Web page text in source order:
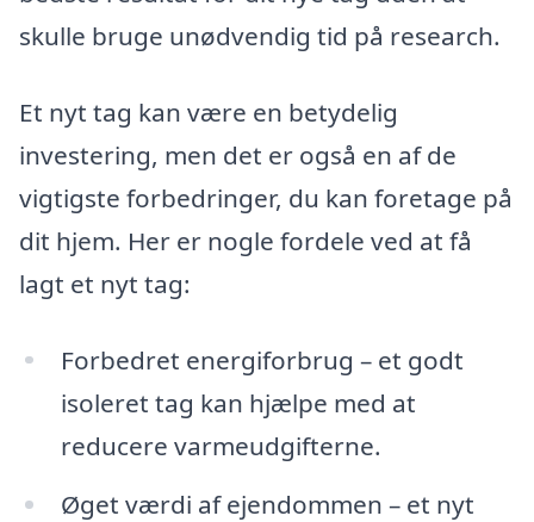
skulle bruge unødvendig tid på research.
Et nyt tag kan være en betydelig
investering, men det er også en af de
vigtigste forbedringer, du kan foretage på
dit hjem. Her er nogle fordele ved at få
lagt et nyt tag:
Forbedret energiforbrug – et godt
isoleret tag kan hjælpe med at
reducere varmeudgifterne.
Øget værdi af ejendommen – et nyt